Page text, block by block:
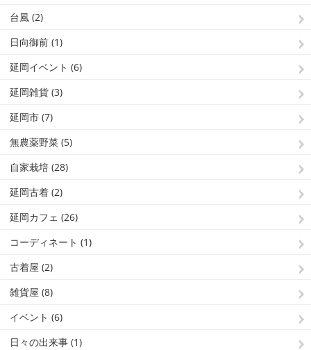
台風 (2)
日向御前 (1)
延岡イベント (6)
延岡雑貨 (3)
延岡市 (7)
無農薬野菜 (5)
自家栽培 (28)
延岡古着 (2)
延岡カフェ (26)
コーディネート (1)
古着屋 (2)
雑貨屋 (8)
イベント (6)
日々の出来事 (1)